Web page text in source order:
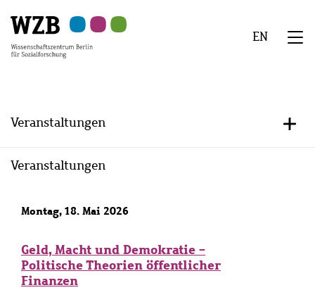
Hauptinhalt
springen
Navigation
springen
Suche
springen
Sekundärnavigation
springen
Fußzeile
springen
EN
Veranstaltungen +/-
Veranstaltungen
Montag, 18. Mai 2026
Geld, Macht und Demokratie -
Politische Theorien öffentlicher
Finanzen